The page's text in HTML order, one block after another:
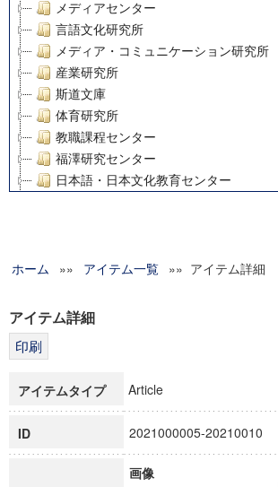
メディアセンター
言語文化研究所
メディア・コミュニケーション研究所
産業研究所
斯道文庫
体育研究所
教職課程センター
福澤研究センター
日本語・日本文化教育センター
グローバルリサーチインスティテュート
科学研究費補助金研究成果報告書
博士課程教育リーディングプログラム
ホーム »» アイテム一覧 »» アイテム詳細
アイテム詳細
アイテムタイプ Article
ID 2021000005-20210010
画像